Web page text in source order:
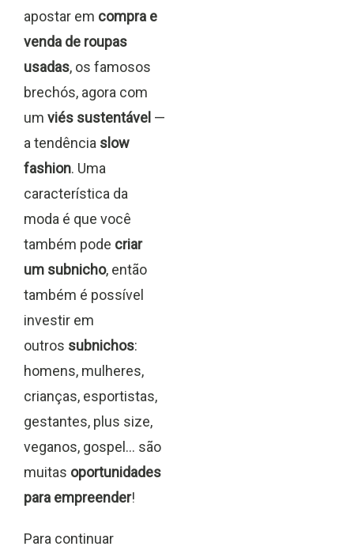
apostar em compra e
venda de roupas
usadas, os famosos
brechós, agora com
um viés sustentável —
a tendência slow
fashion. Uma
característica da
moda é que você
também pode criar
um subnicho, então
também é possível
investir em
outros subnichos:
homens, mulheres,
crianças, esportistas,
gestantes, plus size,
veganos, gospel… são
muitas oportunidades
para empreender!
Para continuar